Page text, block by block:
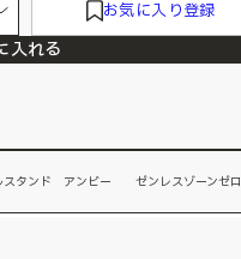
お気に入り登録
入れる
タンド アンビー ゼンレスゾーンゼロ